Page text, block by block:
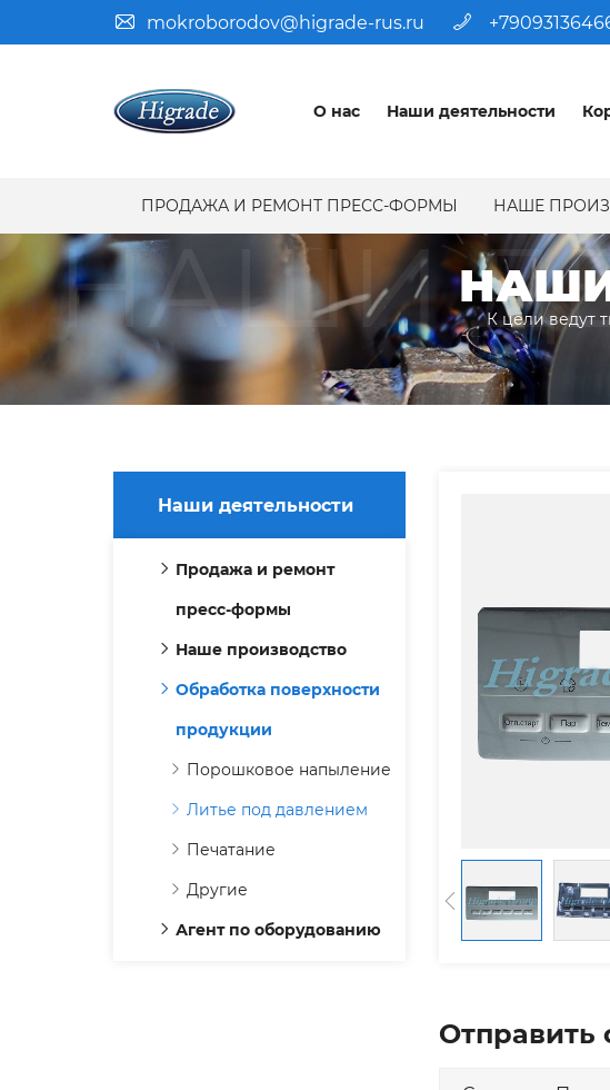
mokroborodov@higrade-rus.ru
О нас Наши деятельности
ПРОДАЖА И РЕМОНТ ПРЕСС-ФОРМЫ НАШЕ
НАШИ К цели ведут
Наши деятельности
Продажа и ремонт
пресс-формы
Наше производство
Обработка поверхности
продукции
Порошковое напыление
Литье под давлением
Печатание
Другие
Агент по оборудованию
Отправить